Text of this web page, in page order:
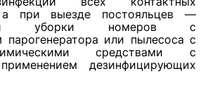
а при выезде постояльцев —
уборки номеров с
парогенератора или пылесоса с
средствами с
дезинфицирующих